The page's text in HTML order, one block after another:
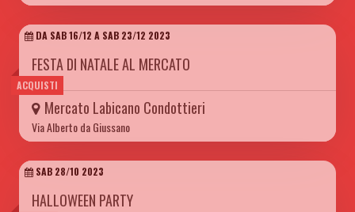
ACQUISTI
DA SAB 16/12 A SAB 23/12 2023
FESTA DI NATALE AL MERCATO
Mercato Labicano Condottieri
Via Alberto da Giussano
SAB 28/10 2023
HALLOWEEN PARTY